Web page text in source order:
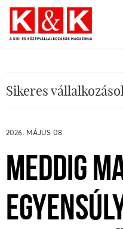
Sikeres
2026. MÁJUS 08.
MEDDIG